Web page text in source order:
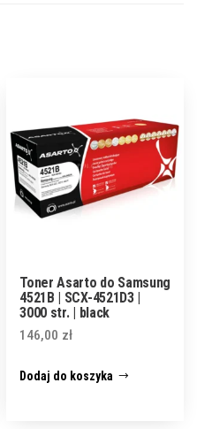
Toner Asarto do Samsung
4521B | SCX-4521D3 |
3000 str. | black
146,00 zł
Dodaj do koszyka